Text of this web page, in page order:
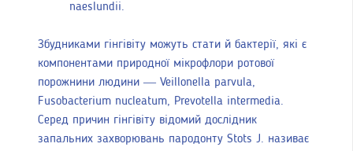
naeslundii.
Збудниками гінгівіту можуть стати й бактерії, які є
компонентами природної мікрофлори ротової
порожнини людини — Veillonella parvula,
Fusobacterium nucleatum, Prevotella intermedia.
Серед причин гінгівіту відомий дослідник
запальних захворювань пародонту Stots J. називає